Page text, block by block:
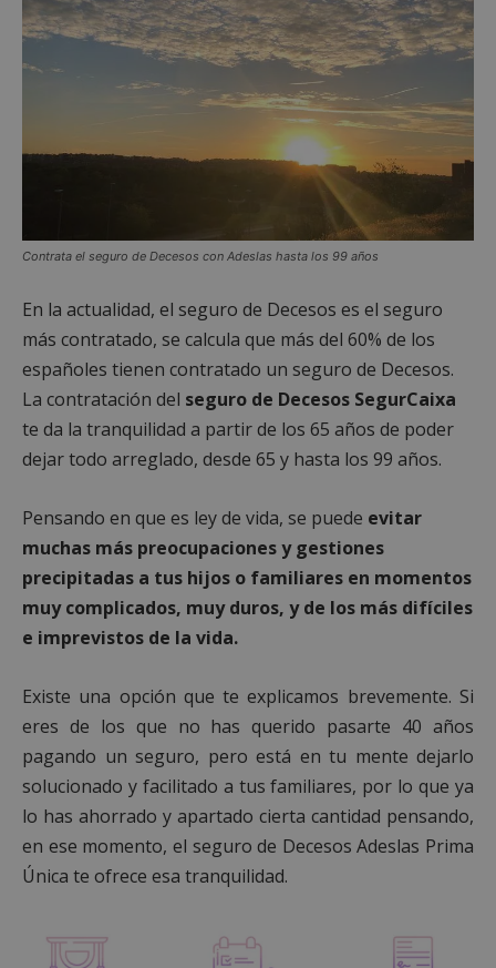
Contrata el seguro de Decesos con Adeslas hasta los 99 años
En la actualidad, el seguro de Decesos es el seguro
más contratado, se calcula que más del 60% de los
españoles tienen contratado un seguro de Decesos.
La contratación del seguro de Decesos SegurCaixa
te da la tranquilidad a partir de los 65 años de poder
dejar todo arreglado, desde 65 y hasta los 99 años.
Pensando en que es ley de vida, se puede evitar
muchas más preocupaciones y gestiones
precipitadas a tus hijos o familiares en momentos
muy complicados, muy duros, y de los más difíciles
e imprevistos de la vida.
Existe una opción que te explicamos brevemente. Si
eres de los que no has querido pasarte 40 años
pagando un seguro, pero está en tu mente dejarlo
solucionado y facilitado a tus familiares, por lo que ya
lo has ahorrado y apartado cierta cantidad pensando,
en ese momento, el seguro de Decesos Adeslas Prima
Única te ofrece esa tranquilidad.